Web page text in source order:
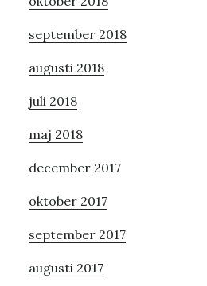
september 2018
augusti 2018
juli 2018
maj 2018
december 2017
oktober 2017
september 2017
augusti 2017